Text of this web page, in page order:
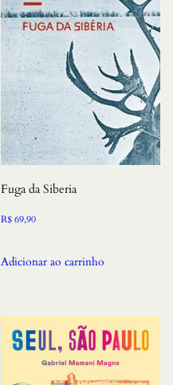
Fuga da Siberia
R$69,90
Adicionar ao carrinho